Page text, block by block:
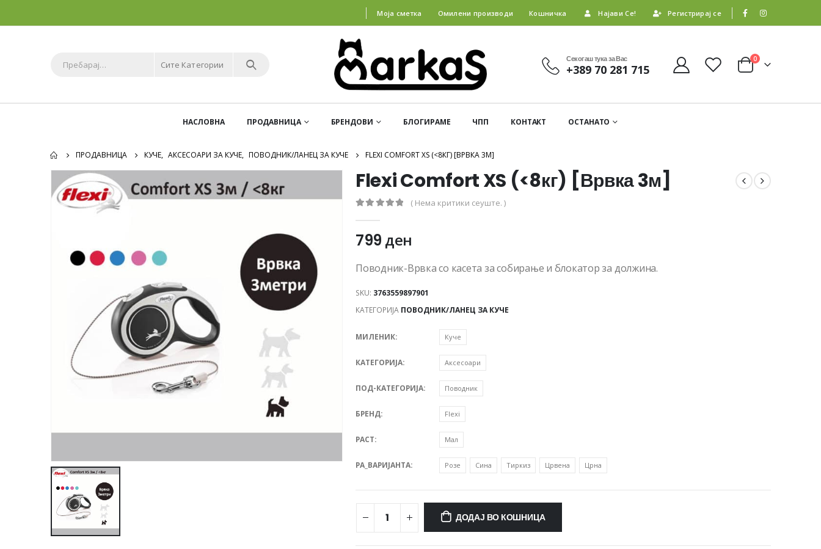
Моја сметка Омилени производи Кошничка Најави Се! Регистрирај се
Сите Категории
Секогаш тука за Вас
+389 70 281 715
0
НАСЛОВНА ПРОДАВНИЦА БРЕНДОВИ БЛОГИРАМЕ ЧПП КОНТАКТ ОСТАНАТО
ПРОДАВНИЦА КУЧЕ, АКСЕСОАРИ ЗА КУЧЕ, ПОВОДНИК/ЛАНЕЦ ЗА КУЧЕ FLEXI COMFORT XS (<8КГ) [ВРВКА 3М]
Flexi Comfort XS (<8кг) [Врвка 3м]
( Нема критики сеуште. )
799 ден
Поводник-Врвка со касета за собирање и блокатор за должина.
SKU: 3763559897901
КАТЕГОРИЈА ПОВОДНИК/ЛАНЕЦ ЗА КУЧЕ
МИЛЕНИК Куче
КАТЕГОРИЈА Аксесоари
ПОД-КАТЕГОРИЈА Поводник
БРЕНД Flexi
РАСТ Мал
PA_ВАРИЈАНТА Розе Сина Тиркиз Црвена Црна
ДОДАЈ ВО КОШНИЦА